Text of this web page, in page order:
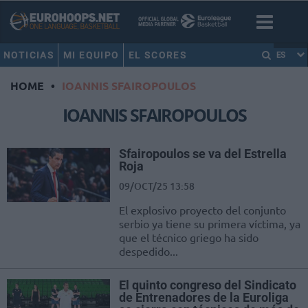
NOTICIAS MI EQUIPO EL SCORES ES
HOME • IOANNIS SFAIROPOULOS
IOANNIS SFAIROPOULOS
Sfairopoulos se va del Estrella
Roja
09/OCT/25 13:58
El explosivo proyecto del conjunto
serbio ya tiene su primera víctima, ya
que el técnico griego ha sido
despedido...
El quinto congreso del Sindicato
de Entrenadores de la Euroliga